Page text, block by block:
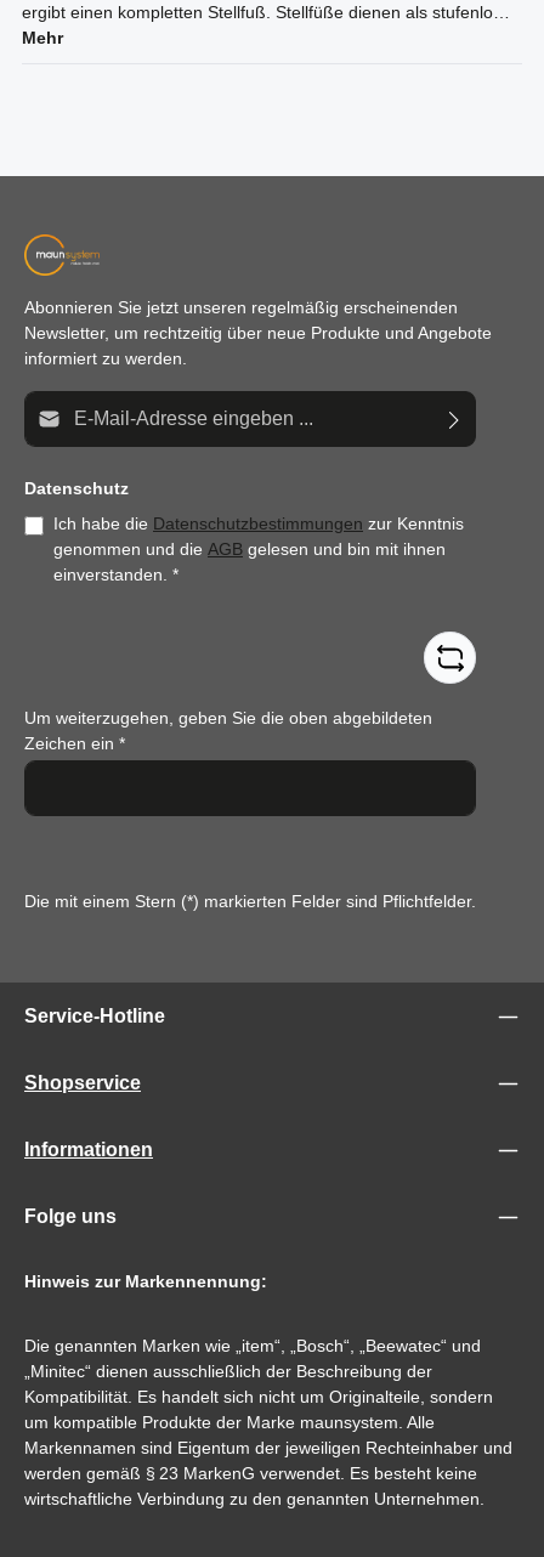
ergibt einen kompletten Stellfuß. Stellfüße dienen als stufenlo…
Mehr
Abonnieren Sie jetzt unseren regelmäßig erscheinenden
Newsletter, um rechtzeitig über neue Produkte und Angebote
informiert zu werden.
E-Mail-Adresse*
Datenschutz
Ich habe die Datenschutzbestimmungen zur Kenntnis
genommen und die AGB gelesen und bin mit ihnen
einverstanden. *
Um weiterzugehen, geben Sie die oben abgebildeten
Zeichen ein *
Die mit einem Stern (*) markierten Felder sind Pflichtfelder.
Service-Hotline
Shopservice
Informationen
Folge uns
Hinweis zur Markennennung:
Die genannten Marken wie „item“, „Bosch“, „Beewatec“ und
„Minitec“ dienen ausschließlich der Beschreibung der
Kompatibilität. Es handelt sich nicht um Originalteile, sondern
um kompatible Produkte der Marke maunsystem. Alle
Markennamen sind Eigentum der jeweiligen Rechteinhaber und
werden gemäß § 23 MarkenG verwendet. Es besteht keine
wirtschaftliche Verbindung zu den genannten Unternehmen.